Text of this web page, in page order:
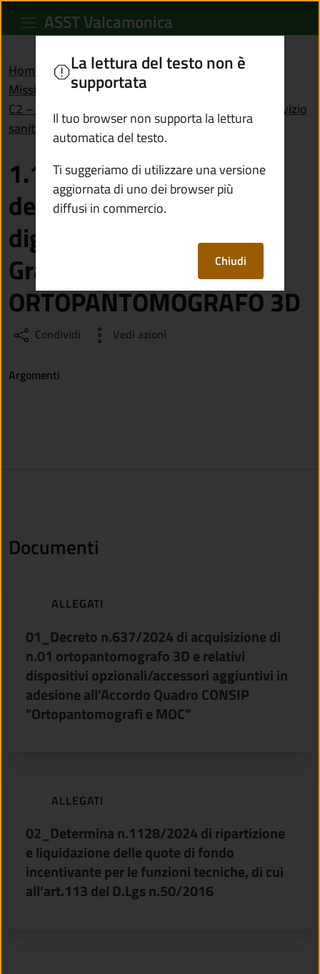
1.1.2ASST Valcamonica
Home / Attuazione Misure PNRR /
Missione 6 - Salute /
C2 – Innovazione, ricerca e digitalizzazione del servizio
sanitario nazionale
1.1.2 Ammodernamento
del parco tecnologico e
digitale ospedaliero -
Grandi apparecchiature:
ORTOPANTOMOGRAFO 3D
Condividi Vedi azioni
La lettura del testo non è
supportata
Il tuo browser non supporta la lettura
automatica del testo.
Ti suggeriamo di utilizzare una versione
aggiornata di uno dei browser più
diffusi in commercio.
Chiudi
Argomenti
Documenti
ALLEGATI
01_Decreto n.637/2024 di acquisizione di
n.01 ortopantomografo 3D e relativi
dispositivi opzionali/accessori aggiuntivi in
adesione all'Accordo Quadro CONSIP
"Ortopantomografi e MOC"
(apre in un'altra scheda).
ALLEGATI
02_Determina n.1128/2024 di ripartizione
e liquidazione delle quote di fondo
incentivante per le funzioni tecniche, di cui
all’art.113 del D.Lgs n.50/2016
(apre in un'altra scheda).